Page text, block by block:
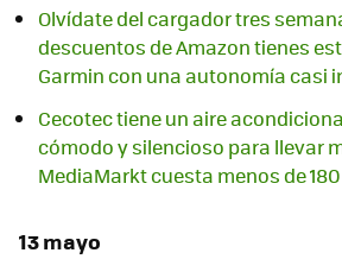
Olvídate del cargador tres
descuentos de Amazon tienes
Garmin con una autonomía casi
Cecotec tiene un aire
cómodo y silencioso para llevar
MediaMarkt cuesta menos de
13 mayo